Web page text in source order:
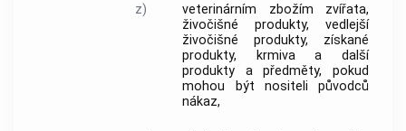
z) veterinárním zbožím zvířata,
živočišné produkty, vedlejší
živočišné produkty, získané
produkty, krmivaa další
produkty a předměty, pokud
mohou být nositeli původců
nákaz,